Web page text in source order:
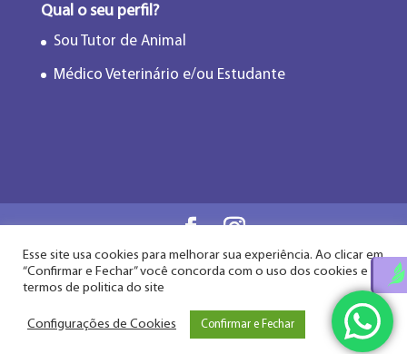
Qual o seu perfil?
Sou Tutor de Animal
Médico Veterinário e/ou Estudante
Flor de Lótus Acupuntura Veterinária® - Desde
Esse site usa cookies para melhorar sua experiência. Ao clicar em
“Confirmar e Fechar” você concorda com o uso dos cookies e
termos de politica do site
Configurações de Cookies Confirmar e Fechar